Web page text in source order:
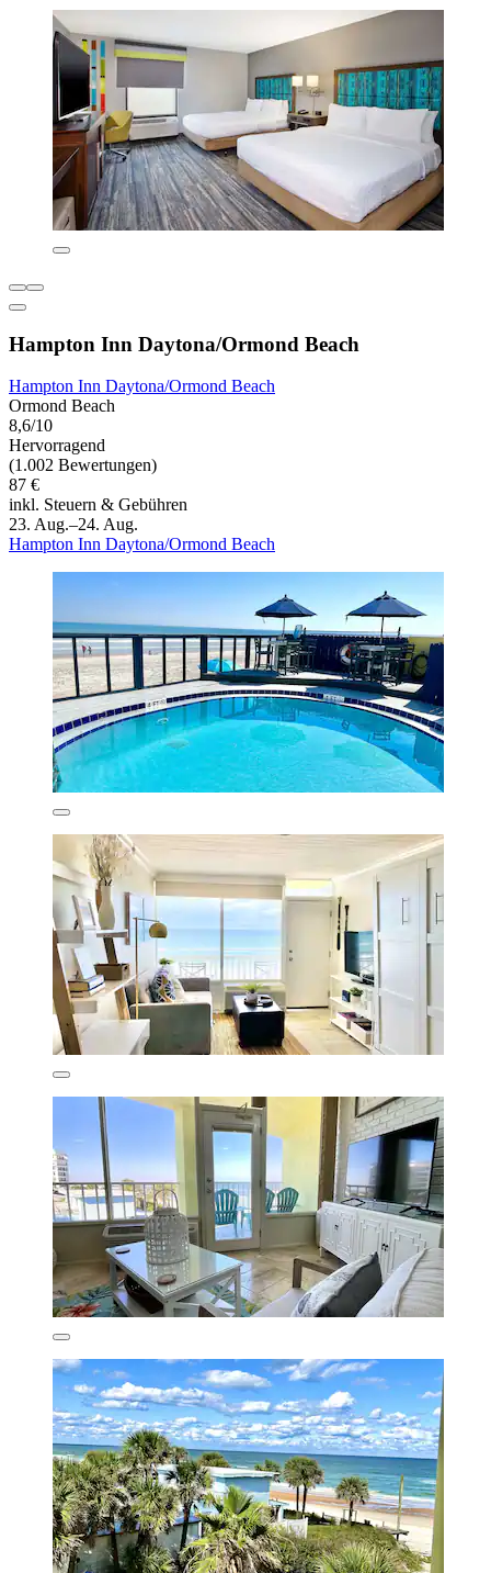
Hampton Inn Daytona/Ormond Beach
Hampton Inn Daytona/Ormond Beach
Ormond Beach
8,6/10
Hervorragend
(1.002 Bewertungen)
87 €
inkl. Steuern & Gebühren
23. Aug.–24. Aug.
Hampton Inn Daytona/Ormond Beach